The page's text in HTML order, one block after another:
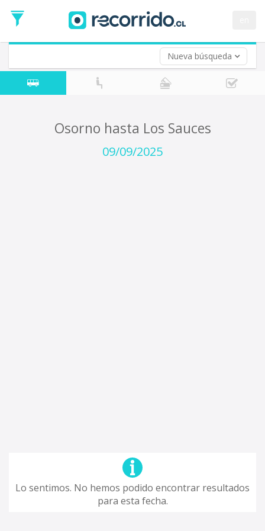
Nueva búsqueda
de
Ida
Vuelta (opcional)
Fecha
de
Osorno hasta Los Sauces
09/09/2025
Lo sentimos. No hemos podido encontrar resultados
para esta fecha.